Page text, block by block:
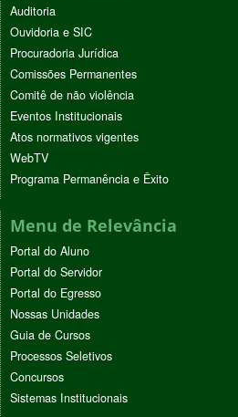
Auditoria
Ouvidoria e SIC
Procuradoria Jurídica
Comissões Permanentes
Comitê de não violência
Eventos Institucionais
Atos normativos vigentes
WebTV
Programa Permanência e Êxito
Menu de Relevância
Portal do Aluno
Portal do Servidor
Portal do Egresso
Nossas Unidades
Guia de Cursos
Processos Seletivos
Concursos
Sistemas Institucionais